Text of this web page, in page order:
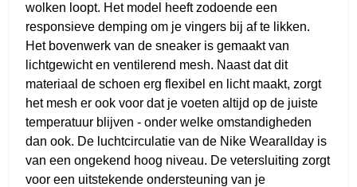
wolken loopt. Het model heeft zodoende een
responsieve demping om je vingers bij af te likken.
Het bovenwerk van de sneaker is gemaakt van
lichtgewicht en ventilerend mesh. Naast dat dit
materiaal de schoen erg flexibel en licht maakt, zorgt
het mesh er ook voor dat je voeten altijd op de juiste
temperatuur blijven - onder welke omstandigheden
dan ook. De luchtcirculatie van de Nike Wearallday is
van een ongekend hoog niveau. De vetersluiting zorgt
voor een uitstekende ondersteuning van je